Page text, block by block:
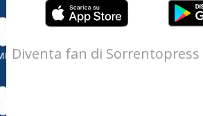
Diventa fan di Sorrentopress